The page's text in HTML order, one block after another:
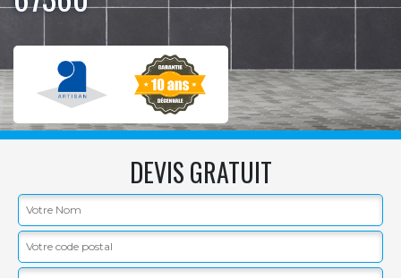
DEVIS GRATUIT